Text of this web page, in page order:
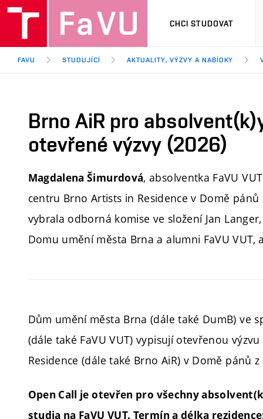
CHCI STUDOVAT
FAVU STUDUJÍCÍ AKTUALITY, VÝZVY A NABÍDKY
Brno AiR pro
otevřené výzvy (2026)
Magdalena Šimurdová, absolventka FaVU
centru Brno Artists in Residence v Domě
vybrala odborná komise ve složení Jan
Domu umění města Brna a alumni FaVU
Dům umění města Brna (dále také DumB) ve
(dále také FaVU VUT) vypisují otevřenou
Residence (dále také Brno AiR) v Domě pánů
Open Call je otevřen pro všechny
studia na FaVU VUT. Termín a délka